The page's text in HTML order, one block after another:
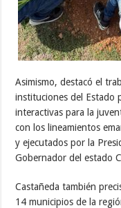
Asimismo, destacó el
instituciones del Estado
interactivas para la
con los lineamientos
y ejecutados por la
Gobernador del estado
Castañeda también
14 municipios de la